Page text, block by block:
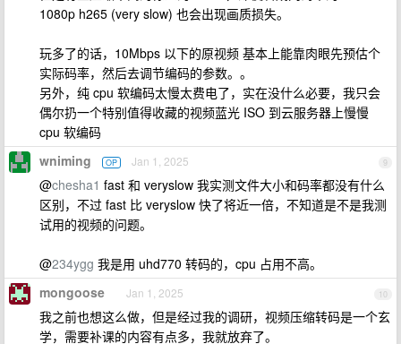
1080p h265 (very slow) 也会出现画质损失。
玩多了的话，10Mbps 以下的原视频 基本上能靠肉眼先预估个
实际码率，然后去调节编码的参数。。
另外，纯 cpu 软编码太慢太费电了，实在没什么必要，我只会
偶尔扔一个特别值得收藏的视频蓝光 ISO 到云服务器上慢慢
cpu 软编码
9
wniming OP Jan 1, 2025
@chesha1 fast 和 veryslow 我实测文件大小和码率都没有什么
区别，不过 fast 比 veryslow 快了将近一倍，不知道是不是我测
试用的视频的问题。
@234ygg 我是用 uhd770 转码的，cpu 占用不高。
10
mongoose Jan 1, 2025
我之前也想这么做，但是经过我的调研，视频压缩转码是一个玄
学，需要补课的内容有点多，我就放弃了。